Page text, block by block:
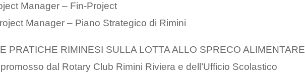
Manager – Fin-Project
Manager – Piano Strategico di Rimini
PRATICHE RIMINESI SULLA LOTTA ALLO SPRECO ALIMENTARE
dal Rotary Club Rimini Riviera e dell’Ufficio Scolastico